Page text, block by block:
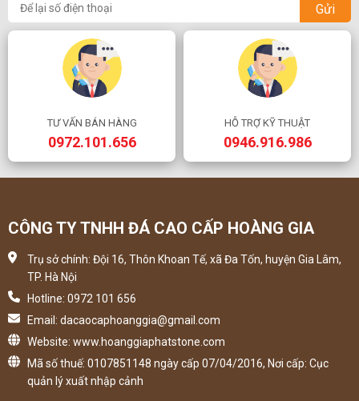
Gửi
TƯ VẤN BÁN HÀNG
0972.101.656
HỖ TRỢ KỸ THUẬT
0946.916.986
CÔNG TY TNHH ĐÁ CAO CẤP HOÀNG GIA
Trụ sở chính: Đội 16, Thôn Khoan Tế, xã Đa Tốn, huyện Gia Lâm,
TP. Hà Nội
Hotline: 0972 101 656
Email: dacaocaphoanggia@gmail.com
Website: www.hoanggiaphatstone.com
Mã số thuế: 0107851148 ngày cấp 07/04/2016, Nơi cấp: Cục
quản lý xuất nhập cảnh